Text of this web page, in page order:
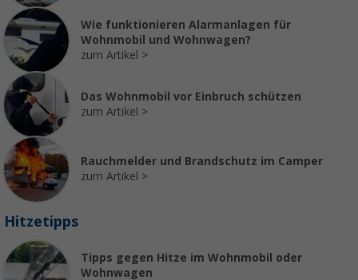
Wie funktionieren Alarmanlagen für
Wohnmobil und Wohnwagen?
zum Artikel
Das Wohnmobil vor Einbruch schützen
zum Artikel
Rauchmelder und Brandschutz im Camper
zum Artikel
Hitzetipps
Tipps gegen Hitze im Wohnmobil oder
Wohnwagen